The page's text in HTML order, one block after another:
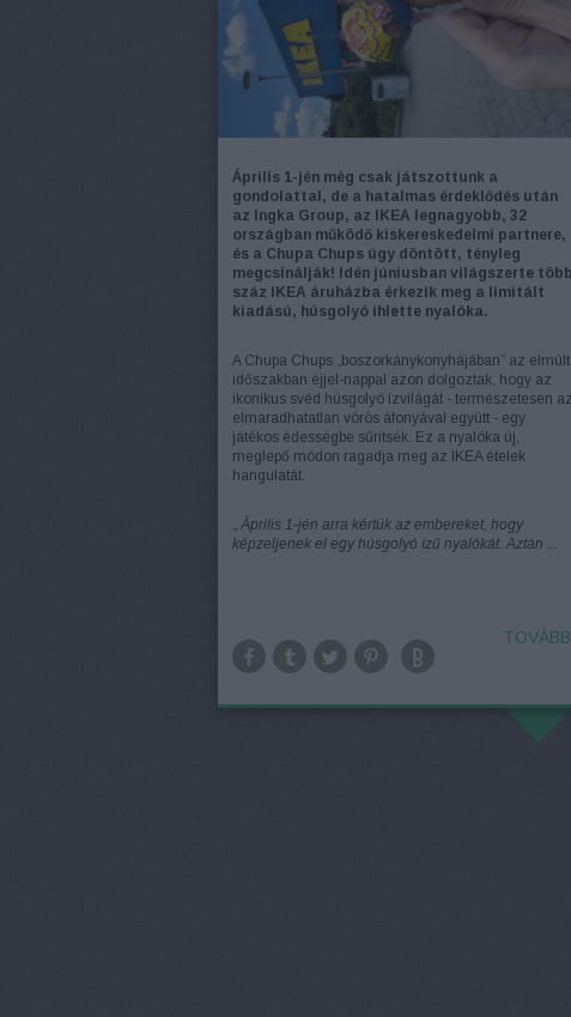
Április 1-jén még csak játszottunk a
gondolattal, de a hatalmas érdeklődés után
az Ingka Group, az IKEA legnagyobb, 32
országban működő kiskereskedelmi partnere,
és a Chupa Chups úgy döntött, tényleg
megcsinálják! Idén júniusban világszerte több
száz IKEA áruházba érkezik meg a limitált
kiadású, húsgolyó ihlette nyalóka.
A Chupa Chups „boszorkánykonyhájában” az elmúlt
időszakban éjjel-nappal azon dolgoztak, hogy az
ikonikus svéd húsgolyó ízvilágát - természetesen az
elmaradhatatlan vörös áfonyával együtt - egy
játékos édességbe sűrítsék. Ez a nyalóka új,
meglepő módon ragadja meg az IKEA ételek
hangulatát.
Április 1-jén arra kértük az embereket, hogy
képzeljenek el egy húsgolyó ízű nyalókát. Aztán ...
TOVÁBB